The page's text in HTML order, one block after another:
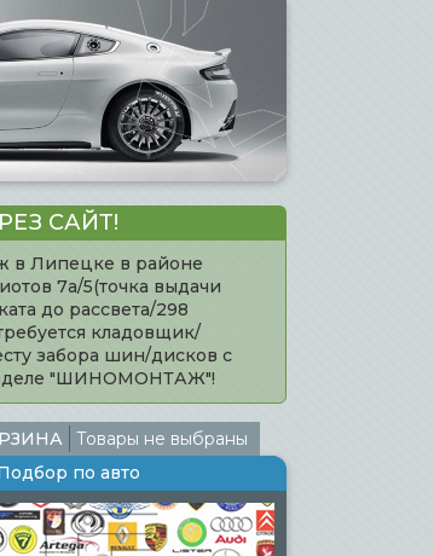
САЙТ!
в Липецке в районе
7а/5(точка выдачи
до рассвета/298
кладовщик/
забора шин/дисков с
"ШИНОМОНТАЖ"!
Товары не выбраны
по авто